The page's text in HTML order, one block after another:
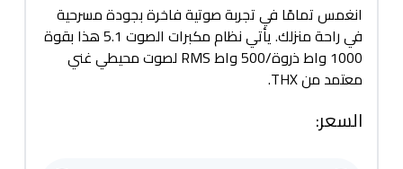
انغمس تمامًا في تجربة صوتية فاخرة بجودة مسرحية
في راحة منزلك. يأتي نظام مكبرات الصوت 5.1 هذا بقوة
1000 واط ذروة/500 واط RMS لصوت محيطي غني
معتمد من THX.
السعر: